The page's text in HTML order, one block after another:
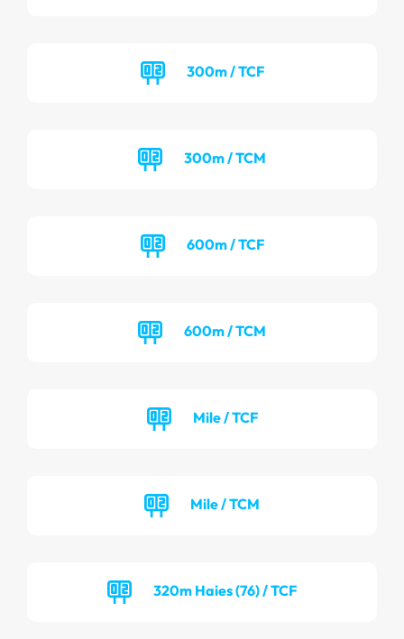
300m / TCF
300m / TCM
600m / TCF
600m / TCM
Mile / TCF
Mile / TCM
320m Haies (76) / TCF